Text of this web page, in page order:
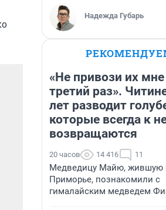
Надежда Губарь
«Не привози их
третий раз».
лет разводит
которые всегда к
возвращаются
20 часов 14 416 11
Медведицу Майю, жившую
Приморье, познакомили с
гималайским медведем